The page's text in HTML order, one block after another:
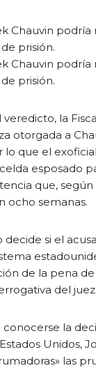
Chauvin
prisión.
Chauvin
prisión.
veredicto, la
otorgada a
lo que el
esposado
que, según
ocho semanas.
decide si el
de la pena
del juez.
la
Unidos,
las